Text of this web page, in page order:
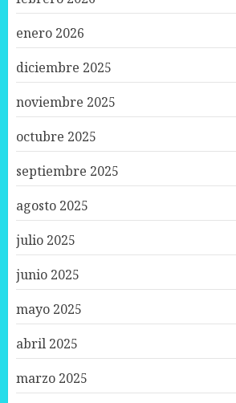
enero 2026
diciembre 2025
noviembre 2025
octubre 2025
septiembre 2025
agosto 2025
julio 2025
junio 2025
mayo 2025
abril 2025
marzo 2025